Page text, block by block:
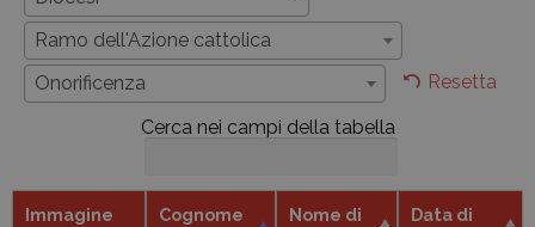
Ramo dell'Azione cattolica
Onorificenza
Resetta
Cerca nei campi della tabella
Immagine
Cognome
Nome di
Data di